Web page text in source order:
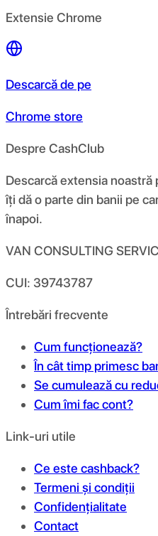
Extensie Chrome
Descarcă de pe
Chrome store
Despre CashClub
Descarcă extensia
îți dă o parte din banii pe
înapoi.
VAN CONSULTING
CUI: 39743787
Întrebări frecvente
Cum funcționează?
În cât timp primesc
Se cumulează cu
Cum îmi fac cont?
Link-uri utile
Ce este cashback?
Termeni și condiții
Confidențialitate
Contact